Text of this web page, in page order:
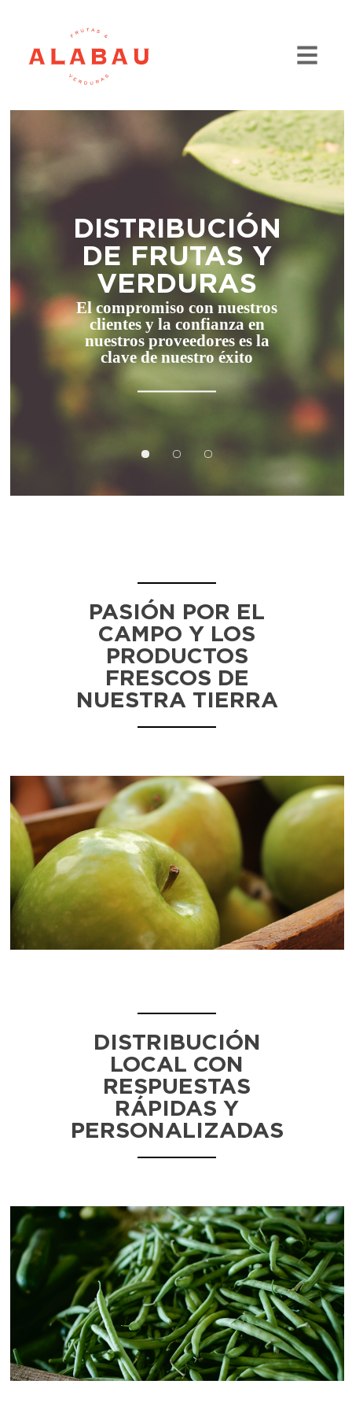
DISTRIBUCIÓN
DE FRUTAS Y
VERDURAS
El compromiso con nuestros
clientes y la confianza en
nuestros proveedores es la
clave de nuestro éxito
PASIÓN POR EL
CAMPO Y LOS
PRODUCTOS
FRESCOS DE
NUESTRA TIERRA
DISTRIBUCIÓN
LOCAL CON
RESPUESTAS
RÁPIDAS Y
PERSONALIZADAS